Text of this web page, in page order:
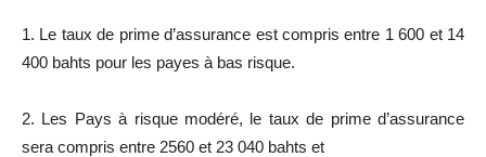
1. Le taux de prime d’assurance est compris entre 1 600 et 14
400 bahts pour les payes à bas risque.
2. Les Pays à risque modéré, le taux de prime d’assurance
sera compris entre 2560 et 23 040 bahts et